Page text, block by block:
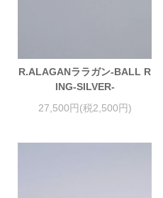
R.ALAGANララガン-BALL R
ING-SILVER-
27,500円(税2,500円)